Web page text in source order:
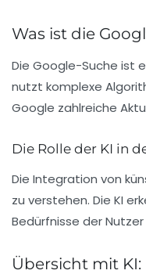
Was ist die
Die Google-Suche ist
nutzt komplexe
Google zahlreiche
Die Rolle der KI in
Die Integration von
zu verstehen. Die KI
Bedürfnisse der
Übersicht mit